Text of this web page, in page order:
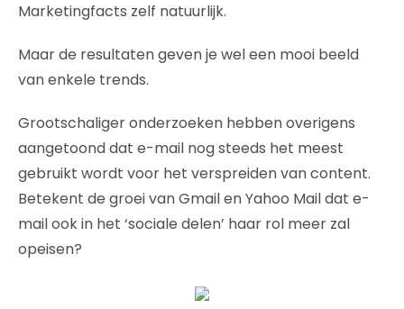
Marketingfacts zelf natuurlijk.
Maar de resultaten geven je wel een mooi beeld
van enkele trends.
Grootschaliger onderzoeken hebben overigens
aangetoond dat e-mail nog steeds het meest
gebruikt wordt voor het verspreiden van content.
Betekent de groei van Gmail en Yahoo Mail dat e-
mail ook in het ‘sociale delen’ haar rol meer zal
opeisen?